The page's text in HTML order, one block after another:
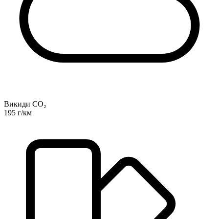
Викиди CO₂
195 г/км